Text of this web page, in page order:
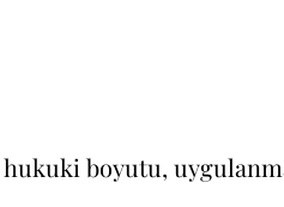
boyutu,